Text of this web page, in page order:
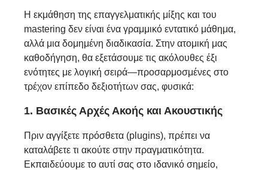
Η εκμάθηση της επαγγελματικής μίξης και του
mastering δεν είναι ένα γραμμικό εντατικό μάθημα,
αλλά μια δομημένη διαδικασία. Στην ατομική μας
καθοδήγηση, θα εξετάσουμε τις ακόλουθες έξι
ενότητες με λογική σειρά—προσαρμοσμένες στο
τρέχον επίπεδο δεξιοτήτων σας, φυσικά:
1. Βασικές Αρχές Ακοής και Ακουστικής
Πριν αγγίξετε πρόσθετα (plugins), πρέπει να
καταλάβετε τι ακούτε στην πραγματικότητα.
Εκπαιδεύουμε το αυτί σας στο ιδανικό σημείο,